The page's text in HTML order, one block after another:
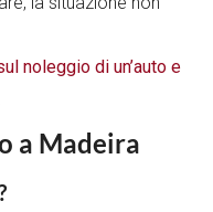
noleggio di un’auto e
a Madeira